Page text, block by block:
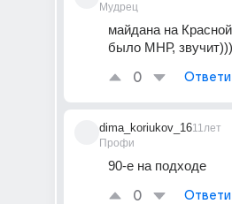
Мудрец
майдана на
было МНР, звучит)))
0
dima_koriukov_16
Профи
11лет
90-е на подходе
0